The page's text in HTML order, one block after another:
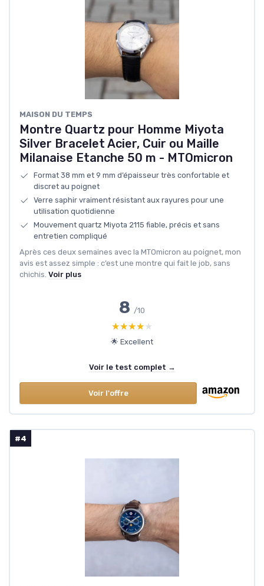
MAISON DU TEMPS
Montre Quartz pour Homme Miyota
Silver Bracelet Acier, Cuir ou Maille
Milanaise Etanche 50 m - MTOmicron
Format 38 mm et 9 mm d’épaisseur très confortable et
discret au poignet
Verre saphir vraiment résistant aux rayures pour une
utilisation quotidienne
Mouvement quartz Miyota 2115 fiable, précis et sans
entretien compliqué
Après ces deux semaines avec la MTOmicron au poignet, mon
avis est assez simple : c’est une montre qui fait le job, sans
chichis. Voir plus
8 /10
★★★★★
★★★★★
🌟 Excellent
Voir le test complet →
Voir l'offre
#4